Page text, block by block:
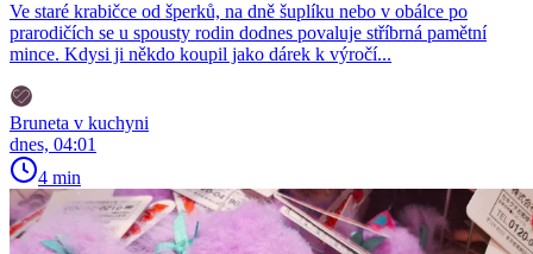
Ve staré krabičce od šperků, na dně šuplíku nebo v obálce po
prarodičích se u spousty rodin dodnes povaluje stříbrná pamětní
mince. Kdysi ji někdo koupil jako dárek k výročí...
Bruneta v kuchyni
dnes, 04:01
4 min